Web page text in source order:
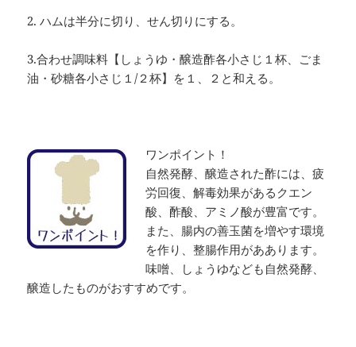
2. ハムは半分に切り、せん切りにする。
3.合わせ調味料【しょうゆ・醸造酢各小さじ１杯、ごま
油・砂糖各小さじ１/２杯】を１、２と和える。
ワンポイント！
自然発酵、醸造された酢には、疲
労回復、解毒効果があるクエン
酸、酢酸、アミノ酸が豊富です。
また、腸内の善玉菌を増やす環境
を作り、整腸作用がああります。
味噌、しょうゆなども自然発酵、
醸造したものがおすすめです。